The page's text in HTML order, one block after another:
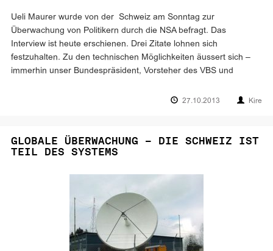
Ueli Maurer wurde von der Schweiz am Sonntag zur
Überwachung von Politikern durch die NSA befragt. Das
Interview ist heute erschienen. Drei Zitate lohnen sich
festzuhalten. Zu den technischen Möglichkeiten äussert sich –
immerhin unser Bundespräsident, Vorsteher des VBS und
27.10.2013 Kire
GLOBALE ÜBERWACHUNG – DIE SCHWEIZ IST
TEIL DES SYSTEMS